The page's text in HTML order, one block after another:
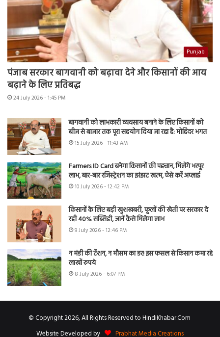
Punjab
पंजाब सरकार बागवानी को बढ़ावा देने और किसानों की आय
बढ़ाने के लिए प्रतिबद्ध
24 July 2026 - 1:45 PM
बागवानी को लाभकारी व्यवसाय बनाने के लिए किसानों को
बीज से बाजार तक पूरा सहयोग दिया जा रहा है: मोहिंदर भगत
15 July 2026 - 11:43 AM
Farmers ID Card बनेगा किसानों की पहचान, मिलेंगे भरपूर
लाभ, बार-बार रजिस्ट्रेशन का झंझट खत्म, ऐसे करें अप्लाई
10 July 2026 - 12:42 PM
किसानों के लिए बड़ी खुशखबरी, फूलों की खेती पर सरकार दे
रही 40% सब्सिडी, जानें कैसे मिलेगा लाभ
9 July 2026 - 12:46 PM
न मंडी की टेंशन, न मौसम का डर! इस फसल से किसान कमा रहे
लाखों रुपये
8 July 2026 - 6:07 PM
© Copyright 2026, All Rights Reserved to HindiKhabar.Com
Website Developed by
Prabhat Media Creations